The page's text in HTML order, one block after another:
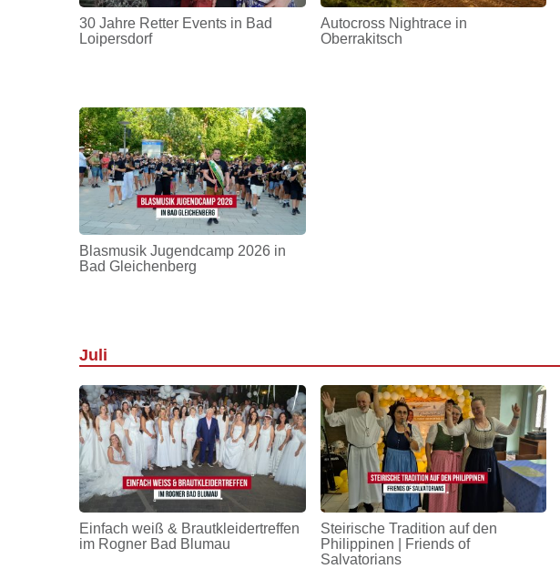
30 Jahre Retter Events in Bad
Loipersdorf
Autocross Nightrace in
Oberrakitsch
Blasmusik Jugendcamp 2026 in
Bad Gleichenberg
Juli
Einfach weiß & Brautkleidertreffen
im Rogner Bad Blumau
Steirische Tradition auf den
Philippinen | Friends of
Salvatorians